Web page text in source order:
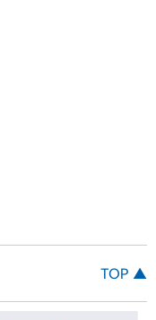
TOP ▲